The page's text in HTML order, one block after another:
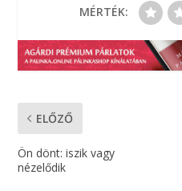
MÉRTÉK:
ELŐZŐ
Ön dönt: iszik vagy
nézelődik